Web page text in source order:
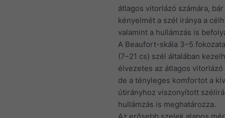
átlagos vitorlázó számára,
kényelmét a szél iránya a
valamint a hullámzás is
A Beaufort-skála 3–5
(7–21 cs) szél általában
élvezetes az átlagos vitorlázó
de a tényleges komfortot a
útirányhoz viszonyított
hullámzás is meghatározza.